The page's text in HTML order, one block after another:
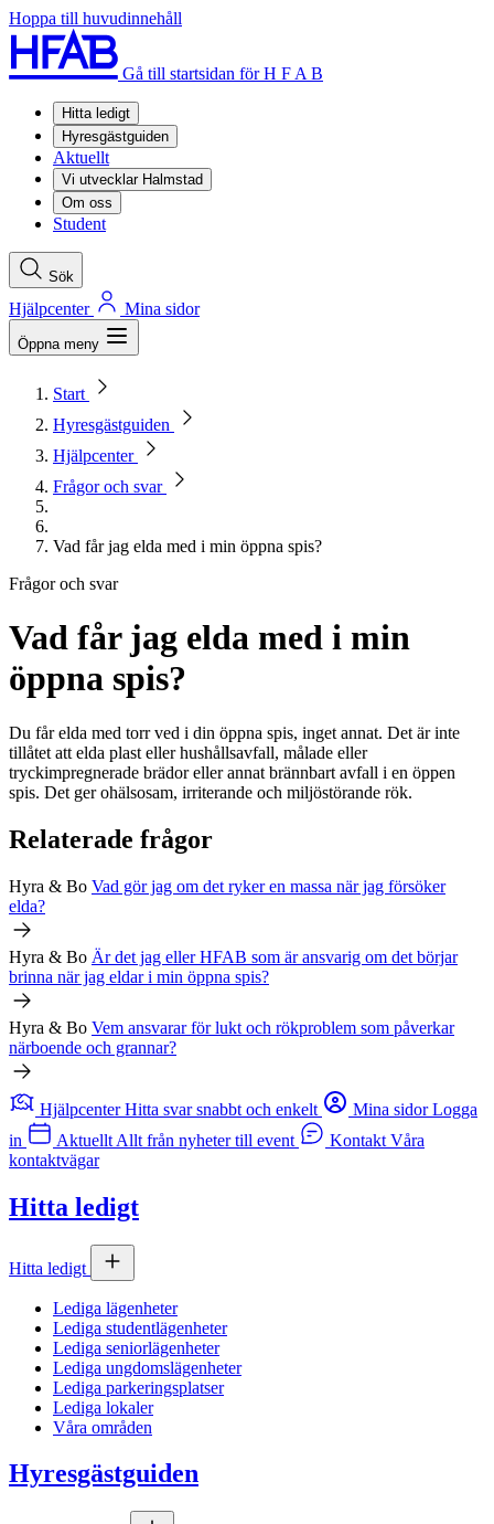
Hoppa till huvudinnehåll
Gå till startsidan för H F A B
Hitta ledigt
Hyresgästguiden
Aktuellt
Vi utvecklar Halmstad
Om oss
Student
Sök
Hjälpcenter Mina sidor
Öppna meny
Start
Hyresgästguiden
Hjälpcenter
Frågor och svar
Vad får jag elda med i min öppna spis?
Frågor och svar
Vad får jag elda med i min
öppna spis?
Du får elda med torr ved i din öppna spis, inget annat. Det är inte
tillåtet att elda plast eller hushållsavfall, målade eller
tryckimpregnerade brädor eller annat brännbart avfall i en öppen
spis. Det ger ohälsosam, irriterande och miljöstörande rök.
Relaterade frågor
Hyra & Bo Vad gör jag om det ryker en massa när jag försöker
elda?
Hyra & Bo Är det jag ellerHFAB som är ansvarig om det börjar
brinna när jag eldar i min öppna spis?
Hyra & Bo Vem ansvarar för lukt och rökproblem som påverkar
närboende och grannar?
Hjälpcenter Hitta svar snabbt och enkelt Mina sidor Logga
in
Aktuellt Allt från nyheter till event Kontakt Våra
kontaktvägar
Hitta ledigt
Hitta ledigt
Lediga lägenheter
Lediga studentlägenheter
Lediga seniorlägenheter
Lediga ungdomslägenheter
Lediga parkeringsplatser
Lediga lokaler
Våra områden
Hyresgästguiden